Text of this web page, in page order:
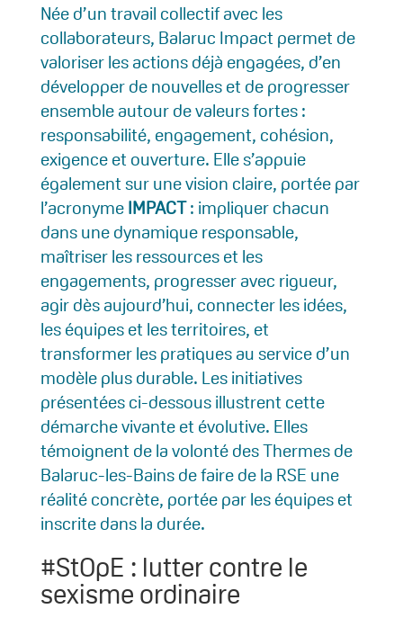
Née d’un travail collectif avec les
collaborateurs, Balaruc Impact permet de
valoriser les actions déjà engagées, d’en
développer de nouvelles et de progresser
ensemble autour de valeurs fortes :
responsabilité, engagement, cohésion,
exigence et ouverture. Elle s’appuie
également sur une vision claire, portée par
l’acronymeIMPACT: impliquer chacun
dans une dynamique responsable,
maîtriser les ressources et les
engagements, progresser avec rigueur,
agir dès aujourd’hui, connecter les idées,
les équipes et les territoires, et
transformer les pratiques au service d’un
modèle plus durable. Les initiatives
présentées ci-dessous illustrent cette
démarche vivante et évolutive. Elles
témoignent de la volonté des Thermes de
Balaruc-les-Bains de faire de la RSE une
réalité concrète, portée par les équipes et
inscrite dans la durée.
#StOpE : lutter contre le
sexisme ordinaire